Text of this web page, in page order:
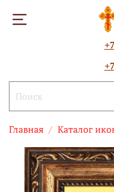
Главная Каталог